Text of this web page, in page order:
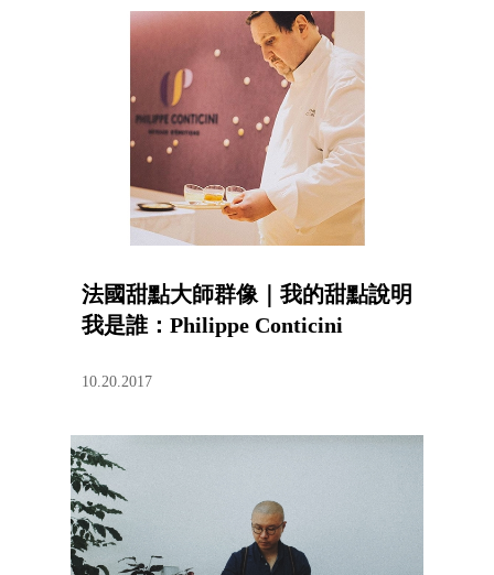
法國甜點大師群像｜我的甜點說明
我是誰：Philippe Conticini
10.20.2017